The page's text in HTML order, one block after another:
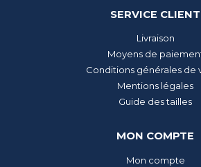
SERVICE CLIENT
Livraison
Moyens de
Conditions générales de
Mentions légales
Guide des tailles
MON COMPTE
Mon compte